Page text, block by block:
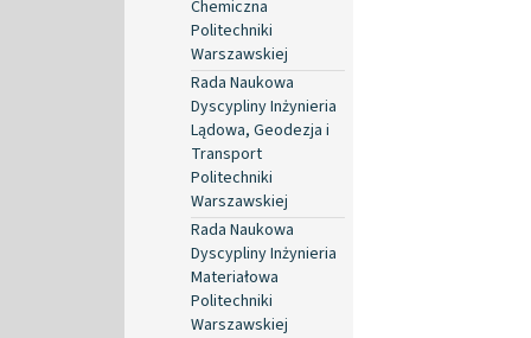
Chemiczna
Politechniki
Warszawskiej
Rada Naukowa
Dyscypliny Inżynieria
Lądowa, Geodezja i
Transport
Politechniki
Warszawskiej
Rada Naukowa
Dyscypliny Inżynieria
Materiałowa
Politechniki
Warszawskiej